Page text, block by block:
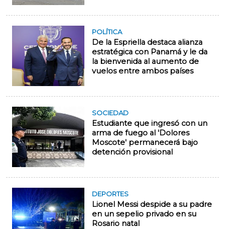
POLÍTICA
De la Espriella destaca alianza
estratégica con Panamá y le da
la bienvenida al aumento de
vuelos entre ambos países
SOCIEDAD
Estudiante que ingresó con un
arma de fuego al 'Dolores
Moscote' permanecerá bajo
detención provisional
DEPORTES
Lionel Messi despide a su padre
en un sepelio privado en su
Rosario natal